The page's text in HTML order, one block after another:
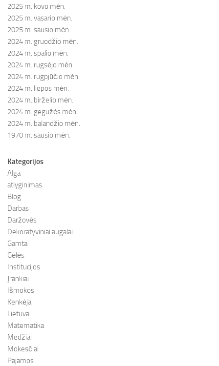
2025 m. kovo mėn.
2025 m. vasario mėn.
2025 m. sausio mėn.
2024 m. gruodžio mėn.
2024 m. spalio mėn.
2024 m. rugsėjo mėn.
2024 m. rugpjūčio mėn.
2024 m. liepos mėn.
2024 m. birželio mėn.
2024 m. gegužės mėn.
2024 m. balandžio mėn.
1970 m. sausio mėn.
Kategorijos
Alga
atlyginimas
Blog
Darbas
Daržovės
Dekoratyviniai augalai
Gamta
Gėlės
Institucijos
Įrankiai
Išmokos
Kenkėjai
Lietuva
Matematika
Medžiai
Mokesčiai
Pajamos